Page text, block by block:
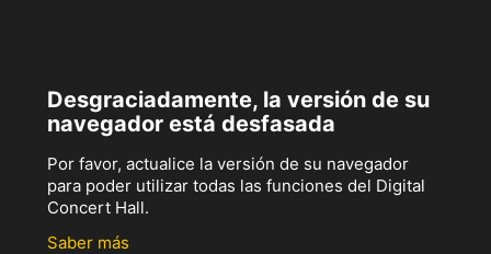
Desgraciadamente, la versión de su
navegador está desfasada
Por favor, actualice la versión de su navegador
para poder utilizar todas las funciones del Digital
Concert Hall.
Saber más